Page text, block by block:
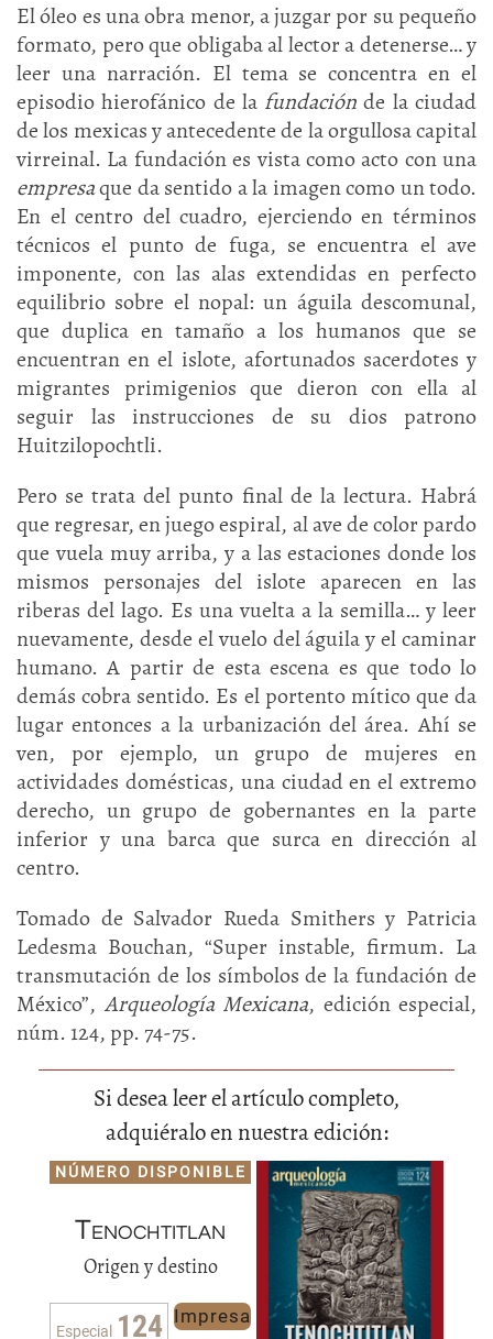
El óleo es una obra menor, a juzgar por su pequeño
formato, pero que obligaba al lector a detenerse… y
leer una narración. El tema se concentra en el
episodio hierofánico de la fundaciónde la ciudad
de los mexicas y antecedente de la orgullosa capital
virreinal. La fundación es vista como acto con una
empresaque da sentido a la imagen como un todo.
En el centro del cuadro, ejerciendo en términos
técnicos el punto de fuga, se encuentra el ave
imponente, con las alas extendidas en perfecto
equilibrio sobre el nopal: un águila descomunal,
que duplica en tamaño a los humanos que se
encuentran en el islote, afortunados sacerdotes y
migrantes primigenios que dieron con ella al
seguir las instrucciones de su dios patrono
Huitzilopochtli.
Pero se trata del punto final de la lectura. Habrá
que regresar, en juego espiral, al ave de color pardo
que vuela muy arriba, y a las estaciones donde los
mismos personajes del islote aparecen en las
riberas del lago. Es una vuelta a la semilla… y leer
nuevamente, desde el vuelo del águila y el caminar
humano. A partir de esta escena es que todo lo
demás cobra sentido. Es el portento mítico que da
lugar entonces a la urbanización del área. Ahí se
ven, por ejemplo, un grupo de mujeres en
actividades domésticas, una ciudad en el extremo
derecho, un grupo de gobernantes en la parte
inferior y una barca que surca en dirección al
centro.
Tomado de Salvador Rueda Smithers y Patricia
Ledesma Bouchan, “Super instable, firmum. La
transmutación de los símbolos de la fundación de
México”, Arqueología Mexicana, edición especial,
núm. 124, pp. 74-75.
Si desea leer el artículo completo,
adquiéralo en nuestra edición:
NÚMERO DISPONIBLE
Tenochtitlan
Origen y destino
Especial 124 Impresa